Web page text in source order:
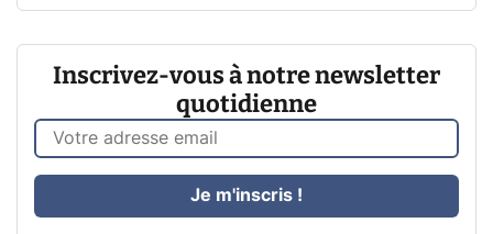
Inscrivez-vous à notre newsletter
quotidienne
Je m'inscris !